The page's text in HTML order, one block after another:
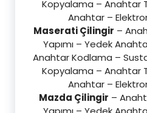
Kopyalama – Anahtar
Anahtar –
Maserati Çilingir –
Yapımı – Yedek
Anahtar Kodlama –
Kopyalama – Anahtar
Anahtar –
Mazda Çilingir –